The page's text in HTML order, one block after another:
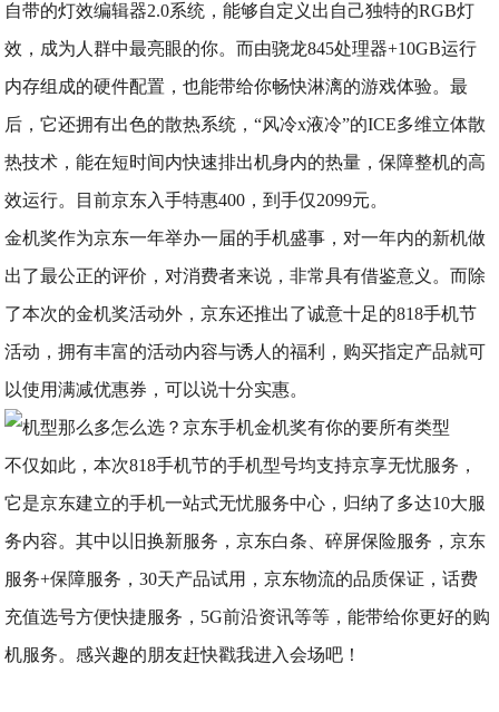
自带的灯效编辑器2.0系统，能够自定义出自己独特的RGB灯
效，成为人群中最亮眼的你。而由骁龙845处理器+10GB运行
内存组成的硬件配置，也能带给你畅快淋漓的游戏体验。最
后，它还拥有出色的散热系统，“风冷x液冷”的ICE多维立体散
热技术，能在短时间内快速排出机身内的热量，保障整机的高
效运行。目前京东入手特惠400，到手仅2099元。
金机奖作为京东一年举办一届的手机盛事，对一年内的新机做
出了最公正的评价，对消费者来说，非常具有借鉴意义。而除
了本次的金机奖活动外，京东还推出了诚意十足的818手机节
活动，拥有丰富的活动内容与诱人的福利，购买指定产品就可
以使用满减优惠券，可以说十分实惠。
不仅如此，本次818手机节的手机型号均支持京享无忧服务，
它是京东建立的手机一站式无忧服务中心，归纳了多达10大服
务内容。其中以旧换新服务，京东白条、碎屏保险服务，京东
服务+保障服务，30天产品试用，京东物流的品质保证，话费
充值选号方便快捷服务，5G前沿资讯等等，能带给你更好的购
机服务。感兴趣的朋友赶快戳我进入会场吧！